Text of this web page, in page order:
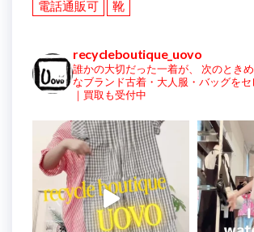
電話通販可
靴
recycleboutique_uovo
誰かの大切だった一着が、 次のとき
なブランド古着・大人服・バッグをセ
｜買取も受付中